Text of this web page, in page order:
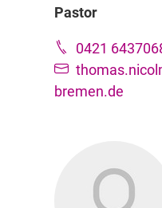
Pastor
0421
bremen.de